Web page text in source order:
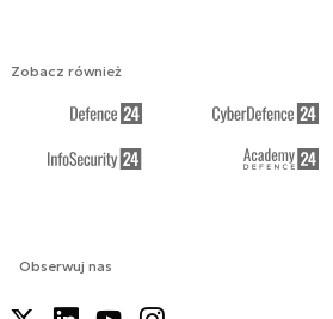
Obserwuj nas
Zobacz również